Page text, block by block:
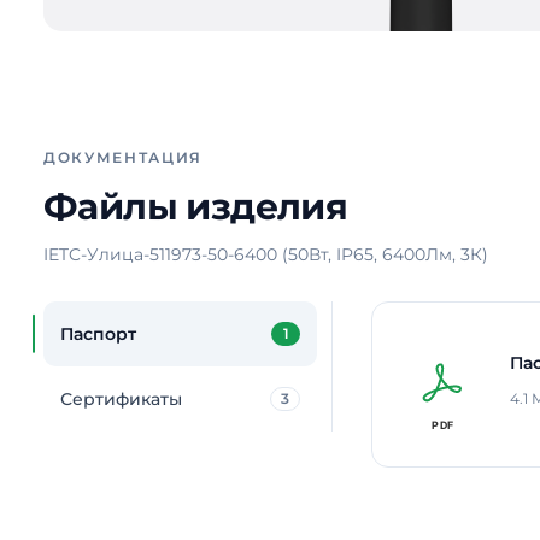
ДОКУМЕНТАЦИЯ
Файлы изделия
IETC-Улица-511973-50-6400 (50Вт, IP65, 6400Лм, 3К)
Паспорт 1
Сертификаты 3 4.1